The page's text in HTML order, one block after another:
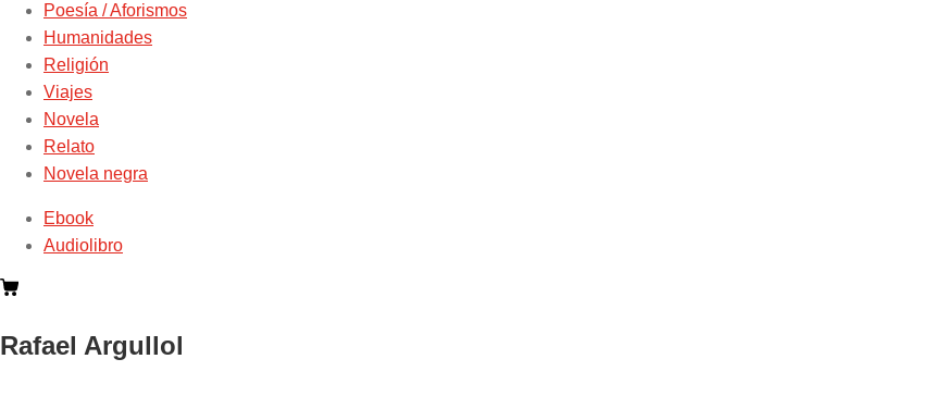
Poesía / Aforismos
Humanidades
Religión
Viajes
Novela
Relato
Novela negra
Ebook
Audiolibro
Rafael Argullol